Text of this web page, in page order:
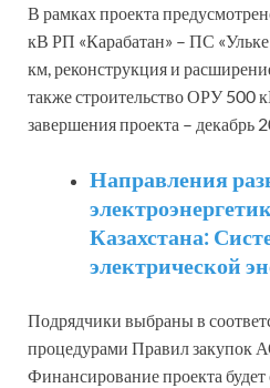
В рамках проекта
кВ РП «Карабатан» – ПС
км, реконструкция и
также строительство ОРУ 500
завершения проекта – декабрь
Направления
Казахстана:
электрической
Подрядчики выбраны в
процедурами Правил закупок
Финансирование проекта будет